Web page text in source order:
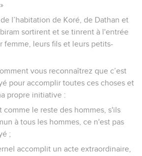
l’habitation de Koré, de Dathan et
sortirent et se tinrent à l'entrée
femme, leurs fils et leurs petits-
vous reconnaîtrez que c’est
pour accomplir toutes ces choses et
propre initiative :
comme le reste des hommes, s'ils
à tous les hommes, ce n'est pas
;
accomplit un acte extraordinaire,